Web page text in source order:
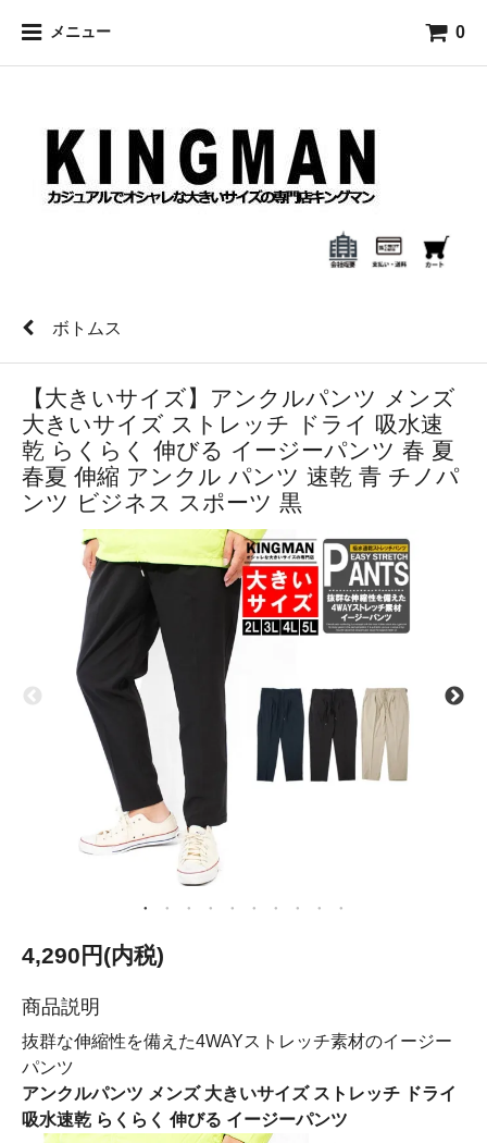
メニュー 0
ボトムス
【大きいサイズ】アンクルパンツ メンズ
大きいサイズ ストレッチ ドライ 吸水速
乾 らくらく 伸びる イージーパンツ 春 夏
春夏 伸縮 アンクル パンツ 速乾 青 チノパ
ンツ ビジネス スポーツ 黒
4,290円(内税)
商品説明
抜群な伸縮性を備えた4WAYストレッチ素材のイージー
パンツ
アンクルパンツ メンズ 大きいサイズ ストレッチ ドライ
吸水速乾 らくらく 伸びる イージーパンツ